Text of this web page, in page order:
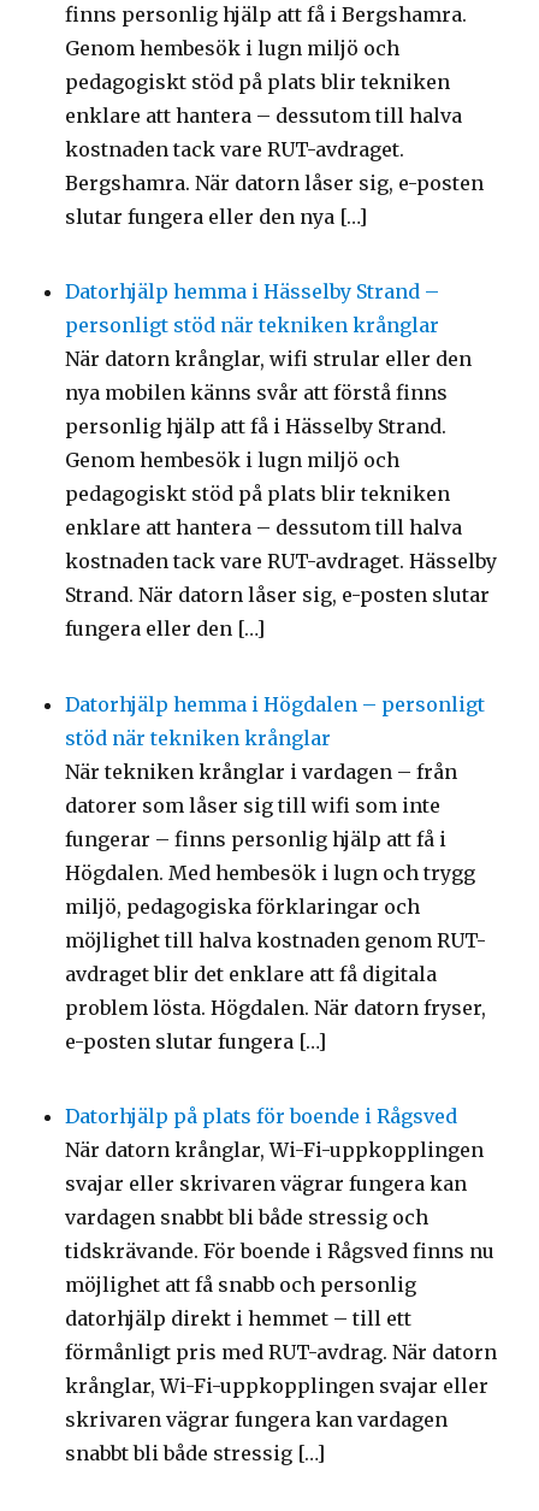
finns personlig hjälp att få i Bergshamra.
Genom hembesök i lugn miljö och
pedagogiskt stöd på plats blir tekniken
enklare att hantera – dessutom till halva
kostnaden tack vare RUT-avdraget.
Bergshamra. När datorn låser sig, e-posten
slutar fungera eller den nya […]
Datorhjälp hemma i Hässelby Strand –
personligt stöd när tekniken krånglar
När datorn krånglar, wifi strular eller den
nya mobilen känns svår att förstå finns
personlig hjälp att få i Hässelby Strand.
Genom hembesök i lugn miljö och
pedagogiskt stöd på plats blir tekniken
enklare att hantera – dessutom till halva
kostnaden tack vare RUT-avdraget. Hässelby
Strand. När datorn låser sig, e-posten slutar
fungera eller den […]
Datorhjälp hemma i Högdalen – personligt
stöd när tekniken krånglar
När tekniken krånglar i vardagen – från
datorer som låser sig till wifi som inte
fungerar – finns personlig hjälp att få i
Högdalen. Med hembesök i lugn och trygg
miljö, pedagogiska förklaringar och
möjlighet till halva kostnaden genom RUT-
avdraget blir det enklare att få digitala
problem lösta. Högdalen. När datorn fryser,
e-posten slutar fungera […]
Datorhjälp på plats för boende i Rågsved
När datorn krånglar, Wi-Fi-uppkopplingen
svajar eller skrivaren vägrar fungera kan
vardagen snabbt bli både stressig och
tidskrävande. För boende i Rågsved finns nu
möjlighet att få snabb och personlig
datorhjälp direkt i hemmet – till ett
förmånligt pris med RUT-avdrag. När datorn
krånglar, Wi-Fi-uppkopplingen svajar eller
skrivaren vägrar fungera kan vardagen
snabbt bli både stressig […]